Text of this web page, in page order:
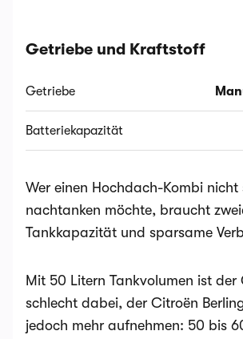
Getriebe und Kraftstoff
Getriebe
Batteriekapazität
Wer einen Hochdach-Kombi
nachtanken möchte, braucht
Tankkapazität und sparsame
Mit 50 Litern Tankvolumen ist
schlecht dabei, der Citroën
jedoch mehr aufnehmen: 50 bis